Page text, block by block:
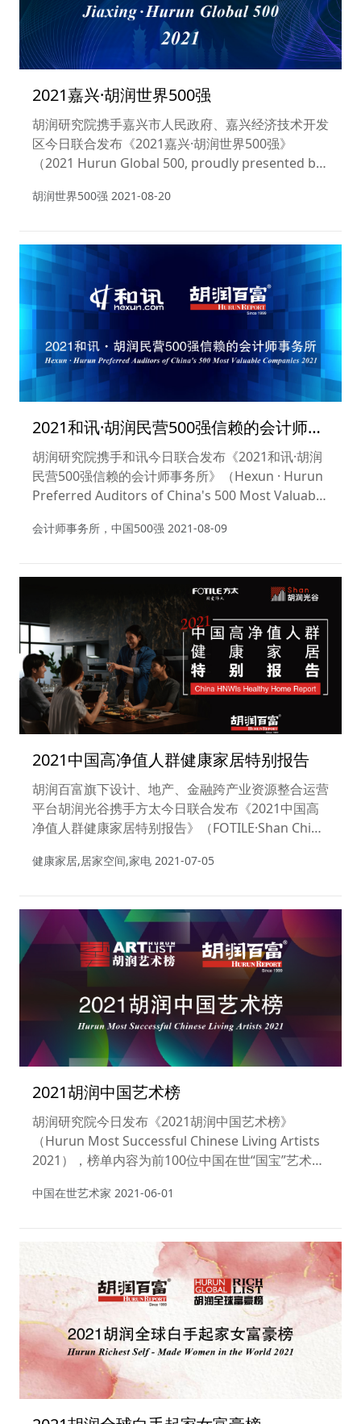
2021嘉兴·胡润世界500强
胡润研究院携手嘉兴市人民政府、嘉兴经济技术开发
区今日联合发布《2021嘉兴·胡润世界500强》
（2021 Hurun Global 500, proudly presented by
企业市值或估值进行排名。
胡润世界500强 2021-08-20
2021和讯·胡润民营500强信赖的会计师事
务所
胡润研究院携手和讯今日联合发布《2021和讯·胡润
民营500强信赖的会计师事务所》（Hexun · Hurun
Preferred Auditors of China's 500 Most Valuable
强民营企业数量最多的会计师事务所。
会计师事务所，中国500强 2021-08-09
2021中国高净值人群健康家居特别报告
胡润百富旗下设计、地产、金融跨产业资源整合运营
平台胡润光谷携手方太今日联合发布《2021中国高
净值人群健康家居特别报告》（FOTILE·Shan China
的调研报告内容涵盖疫情时代下中国高净值人群的生
家居的家电需求等。
健康家居,居家空间,家电 2021-07-05
2021胡润中国艺术榜
胡润研究院今日发布《2021胡润中国艺术榜》
（Hurun Most Successful Chinese Living Artists
2021），榜单内容为前100位中国在世“国宝”艺术家
中国在世艺术家 2021-06-01